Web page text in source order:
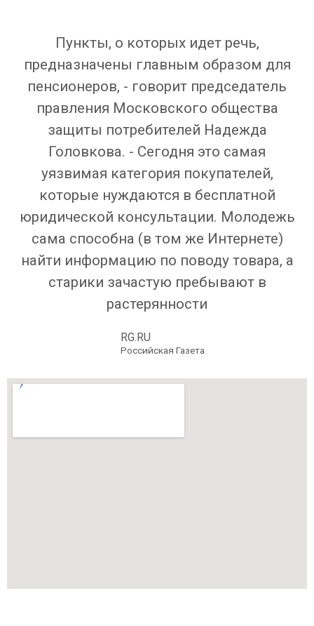
Пункты, о которых идет речь,
предназначены главным образом для
пенсионеров, - говорит председатель
правления Московского общества
защиты потребителей Надежда
Головкова. - Сегодня это самая
уязвимая категория покупателей,
которые нуждаются в бесплатной
юридической консультации. Молодежь
сама способна (в том же Интернете)
найти информацию по поводу товара, а
старики зачастую пребывают в
растерянности
RG.RU
Российская Газета